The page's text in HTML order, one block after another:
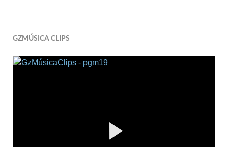
GZMÚSICA CLIPS